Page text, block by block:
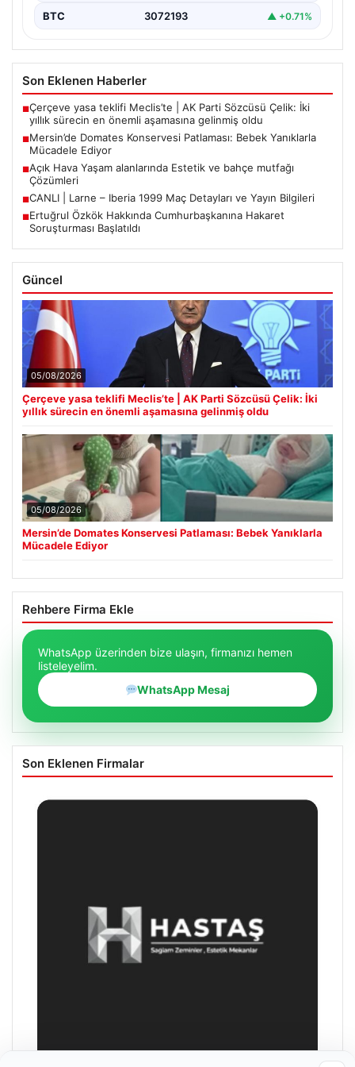
BTC 3072193 ▲ +0.71%
Son Eklenen Haberler
■Çerçeve yasa teklifi Meclis’te | AK Parti Sözcüsü Çelik: İki
yıllık sürecin en önemli aşamasına gelinmiş oldu
■Mersin’de Domates Konservesi Patlaması: Bebek Yanıklarla
Mücadele Ediyor
■Açık Hava Yaşam alanlarında Estetik ve bahçe mutfağı
Çözümleri
■CANLI | Larne – Iberia 1999 Maç Detayları ve Yayın Bilgileri
■Ertuğrul Özkök Hakkında Cumhurbaşkanına Hakaret
Soruşturması Başlatıldı
Güncel
05/08/2026
Çerçeve yasa teklifi Meclis’te | AK Parti Sözcüsü Çelik: İki
yıllık sürecin en önemli aşamasına gelinmiş oldu
05/08/2026
Mersin’de Domates Konservesi Patlaması: Bebek Yanıklarla
Mücadele Ediyor
Rehbere Firma Ekle
WhatsApp üzerinden bize ulaşın, firmanızı hemen
listeleyelim.
WhatsApp Mesaj
Son Eklenen Firmalar